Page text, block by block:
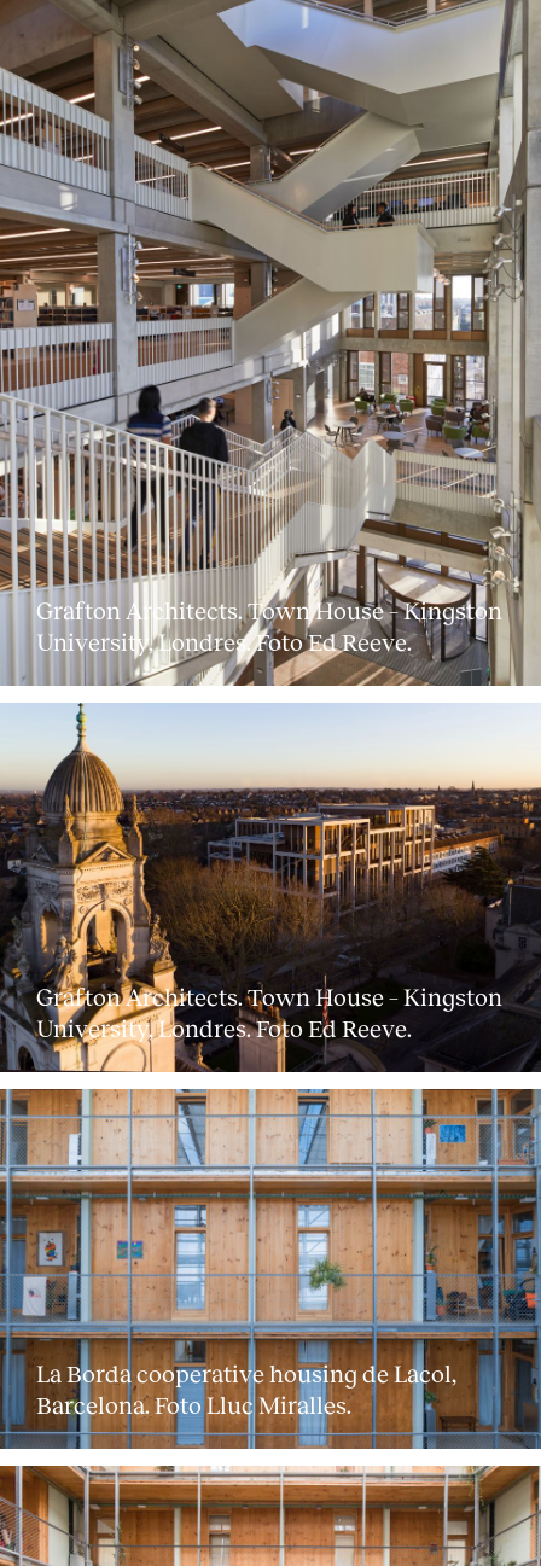
Grafton Architects. Town House – Kingston
University, Londres. Foto Ed Reeve.
Grafton Architects. Town House – Kingston
University, Londres. Foto Ed Reeve.
La Borda cooperative housing de Lacol,
Barcelona. Foto Lluc Miralles.